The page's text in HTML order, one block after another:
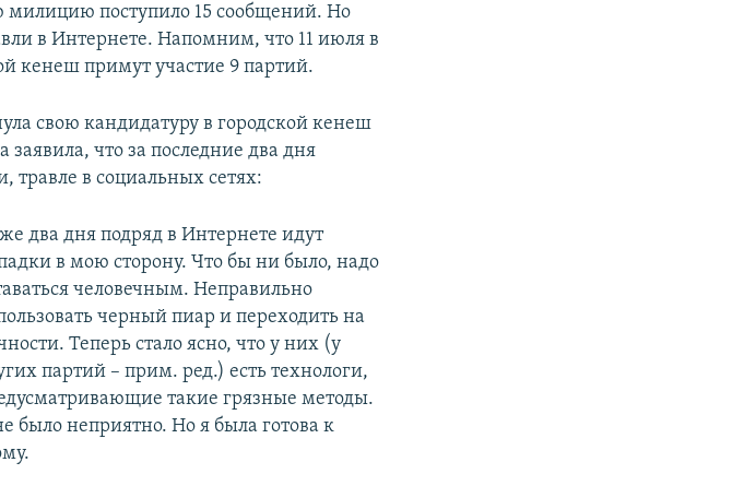
поступило 15 сообщений. Но
в Интернете. Напомним, что 11 июля в
кенеш примут участие 9 партий.
свою кандидатуру в городской кенеш
что за последние два дня
травле в социальных сетях:
два дня подряд в Интернете идут
в мою сторону. Что бы ни было, надо
человечным. Неправильно
черный пиар и переходить на
Теперь стало ясно, что у них (у
партий – прим. ред.) есть технологи,
такие грязные методы.
было неприятно. Но я была готова к